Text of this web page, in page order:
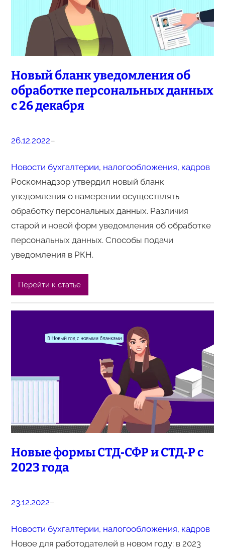
Новый бланк уведомления об
обработке персональных данных
с 26 декабря
26.12.2022–
Новости бухгалтерии, налогообложения, кадров
Роскомнадзор утвердил новый бланк
уведомления о намерении осуществлять
обработку персональных данных. Различия
старой и новой форм уведомления об обработке
персональных данных. Способы подачи
уведомления в РКН.
Перейти к статье
Новые формы СТД‑СФР и СТД‑Р с
2023 года
23.12.2022–
Новости бухгалтерии, налогообложения, кадров
Новое для работодателей в новом году: в 2023